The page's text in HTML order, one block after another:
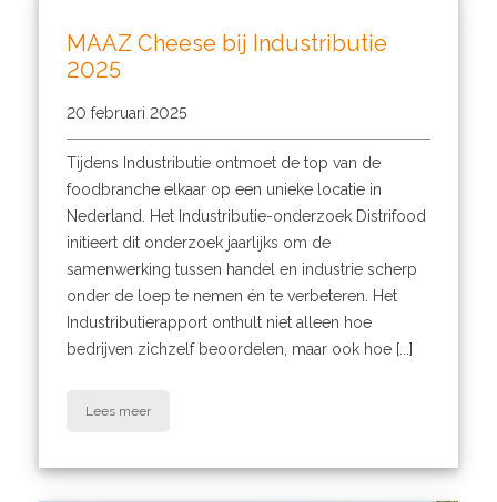
MAAZ Cheese bij Industributie
2025
20 februari 2025
Tijdens Industributie ontmoet de top van de
foodbranche elkaar op een unieke locatie in
Nederland. Het Industributie-onderzoek Distrifood
initieert dit onderzoek jaarlijks om de
samenwerking tussen handel en industrie scherp
onder de loep te nemen én te verbeteren. Het
Industributierapport onthult niet alleen hoe
bedrijven zichzelf beoordelen, maar ook hoe [...]
Lees meer